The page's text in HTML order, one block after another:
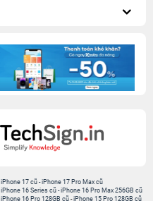
iPhone 17 cũ-iPhone 17 Pro Max cũ
iPhone 16 Series cũ- iPhone 16 Pro Max 256GB cũ
iPhone 16 Pro 128GB cũ-iPhone 15 Pro 128GB cũ